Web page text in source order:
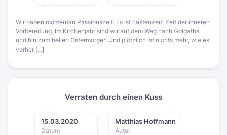
Wir haben momentan Passionszeit. Es ist Fastenzeit, Zeit der inneren
Vorbereitung. Im Kirchenjahr sind wir auf dem Weg nach Golgatha
und hin zum hellen Ostermorgen.Und plötzlich ist nichts mehr, wie es
vorher [...]
Verraten durch einen Kuss
15.03.2020
Datum
Matthias Hoffmann
Autor